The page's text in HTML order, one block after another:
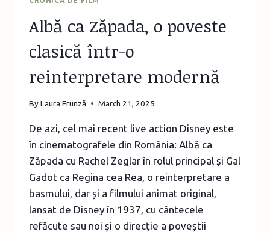
Albă ca Zăpada, o poveste
clasică într-o
reinterpretare modernă
ByLaura Frunză March 21, 2025
De azi, cel mai recent live action Disney este
în cinematografele din România: Albă ca
Zăpada cu Rachel Zeglar în rolul principal și Gal
Gadot ca Regina cea Rea, o reinterpretare a
basmului, dar și a filmului animat original,
lansat de Disney în 1937, cu cântecele
refăcute sau noi și o direcție a poveștii